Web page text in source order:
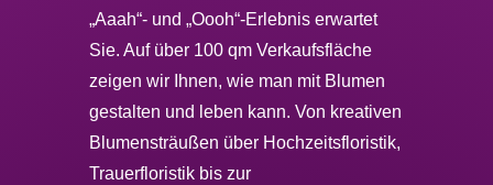
„Aaah“- und „Oooh“-Erlebnis erwartet
Sie. Auf über 100 qm Verkaufsfläche
zeigen wir Ihnen, wie man mit Blumen
gestalten und leben kann. Von kreativen
Blumensträußen über Hochzeitsfloristik,
Trauerfloristik bis zur